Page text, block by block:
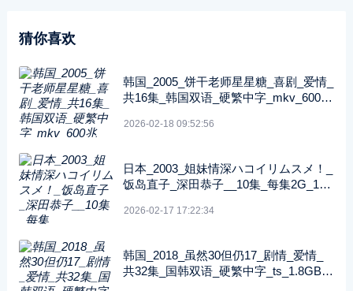
猜你喜欢
韩国_2005_饼干老师星星糖_喜剧_爱情_
共16集_韩国双语_硬繁中字_mkv_600兆
2026-02-18 09:52:56
日本_2003_姐妹情深ハコイリムスメ！_
饭岛直子_深田恭子__10集_每集2G_108
2026-02-17 17:22:34
韩国_2018_虽然30但仍17_剧情_爱情_
共32集_国韩双语_硬繁中字_ts_1.8GB_1